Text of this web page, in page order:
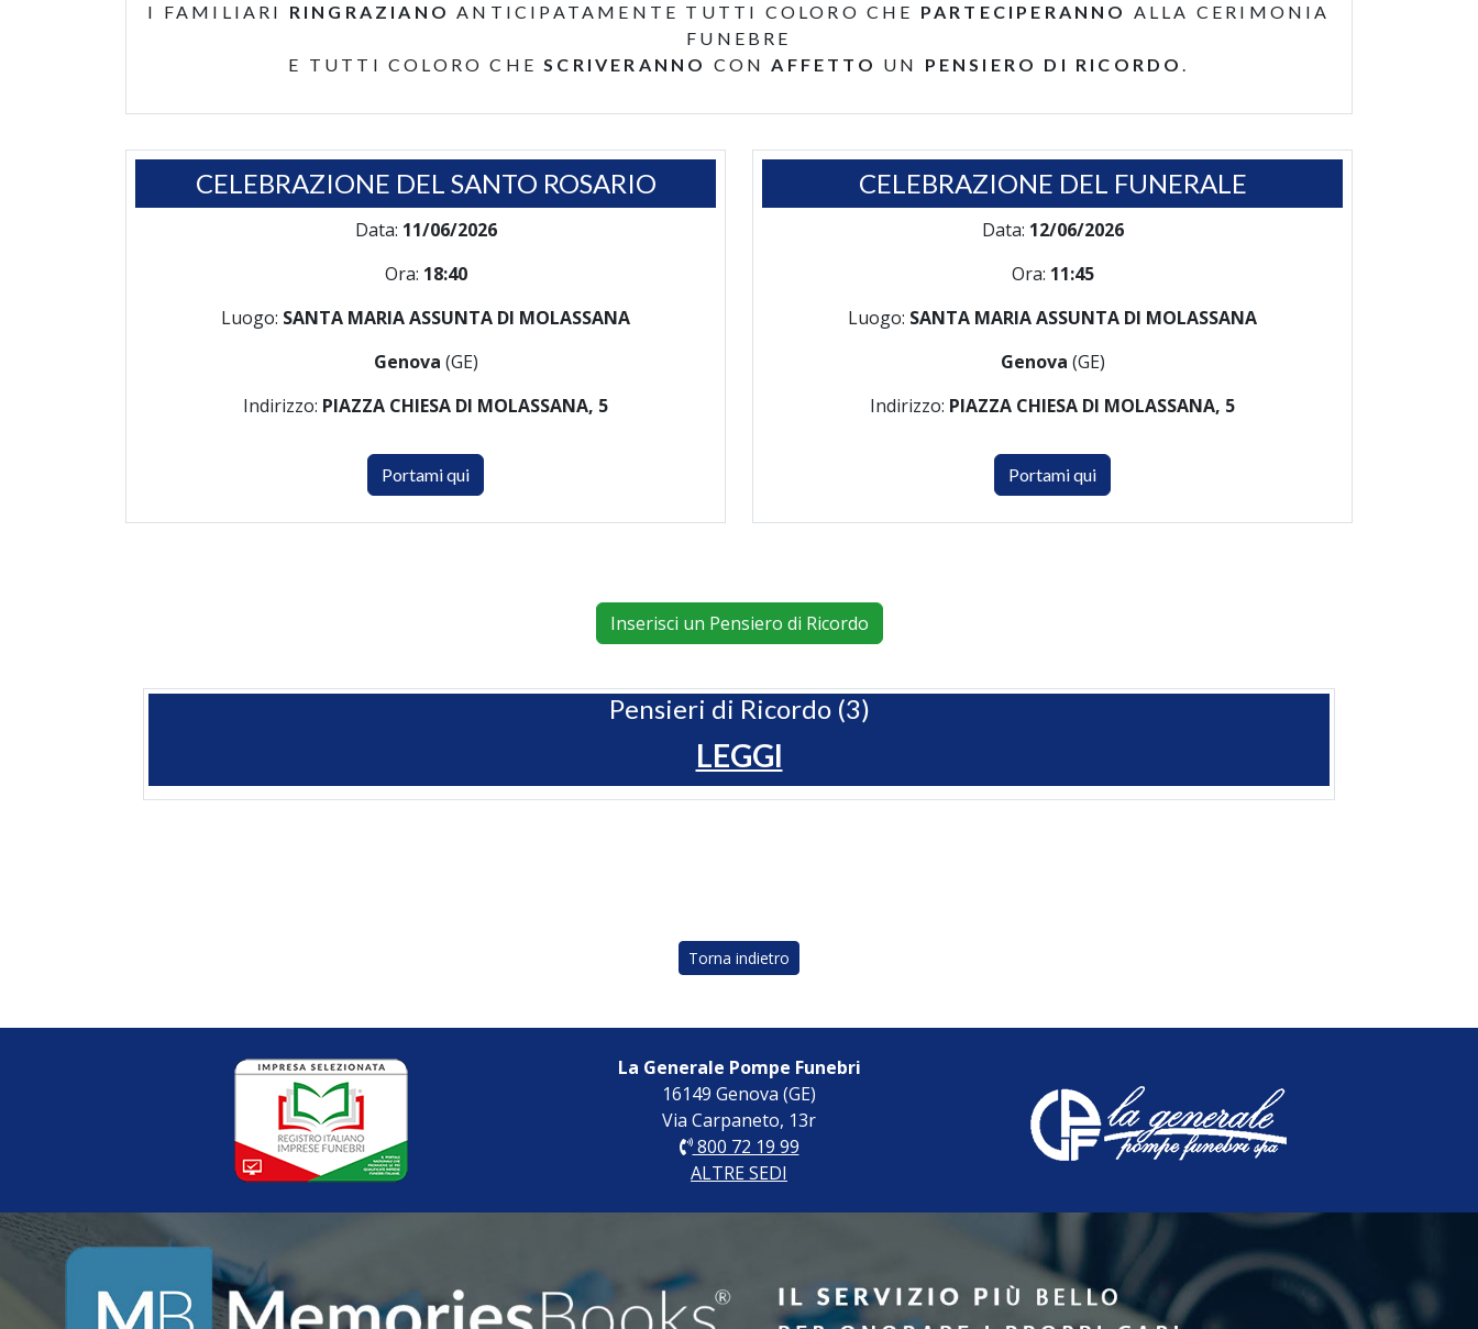
I FAMILIARI RINGRAZIANO ANTICIPATAMENTE TUTTI COLORO CHE PARTECIPERANNO ALLA CERIMONIA
FUNEBRE
E TUTTI COLORO CHESCRIVERANNO CONAFFETTO UN PENSIERO DI RICORDO.
CELEBRAZIONE DEL SANTO ROSARIO
Data: 11/06/2026
Ora: 18:40
Luogo: SANTA MARIA ASSUNTA DI MOLASSANA
Genova (GE)
Indirizzo: PIAZZA CHIESA DI MOLASSANA, 5
Portami qui
CELEBRAZIONE DEL FUNERALE
Data: 12/06/2026
Ora: 11:45
Luogo: SANTA MARIA ASSUNTA DI MOLASSANA
Genova (GE)
Indirizzo: PIAZZA CHIESA DI MOLASSANA, 5
Portami qui
Inserisci un Pensiero di Ricordo
Pensieri di Ricordo (3)
LEGGI
Torna indietro
La Generale Pompe Funebri
16149 Genova (GE)
Via Carpaneto, 13r
800 72 19 99
ALTRE SEDI